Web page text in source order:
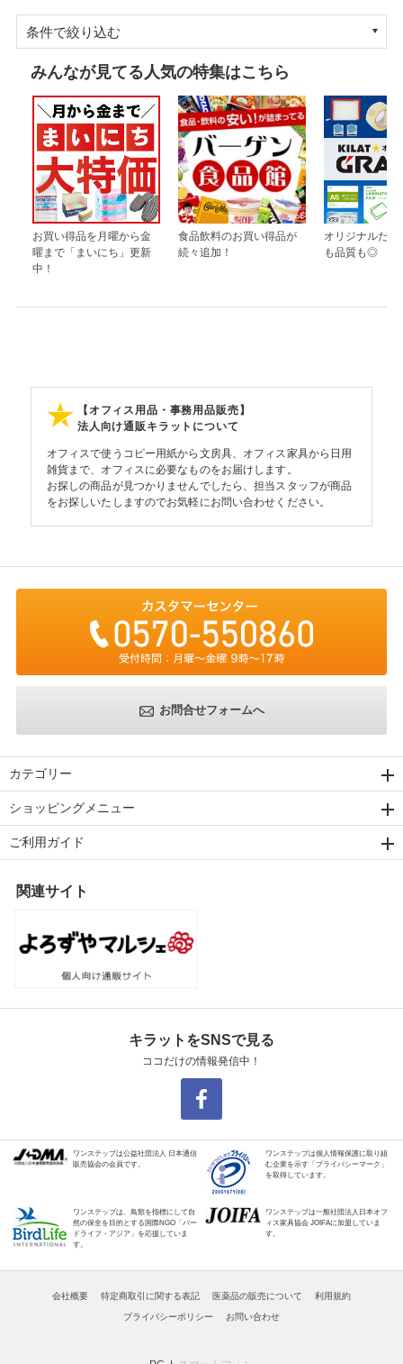
条件で絞り込む
みんなが見てる人気の特集はこちら
お買い得品を月曜から金
曜まで「まいにち」更新
中！
食品飲料のお買い得品が
続々追加！
オリジナルだか
も品質も◎
【オフィス用品・事務用品販売】
法人向け通販キラットについて
オフィスで使うコピー用紙から文房具、オフィス家具から日用
雑貨まで、オフィスに必要なものをお届けします。
お探しの商品が見つかりませんでしたら、担当スタッフが商品
をお探しいたしますのでお気軽にお問い合わせください。
お問合せフォームへ
カテゴリー
ショッピングメニュー
ご利用ガイド
関連サイト
キラットをSNSで見る
ココだけの情報発信中！
ワンステップは公益社団法人 日本通信
販売協会の会員です。
ワンステップは個人情報保護に取り組
む企業を示す「プライバシーマーク」
を取得しています。
ワンステップは、鳥類を指標にして自
然の保全を目的とする国際NGO「バー
ドライフ・アジア」を応援していま
す。
ワンステップは一般社団法人日本オフ
ィス家具協会 JOIFAに加盟していま
す。
会社概要 特定商取引に関する表記 医薬品の販売について 利用規約
プライバシーポリシー お問い合わせ